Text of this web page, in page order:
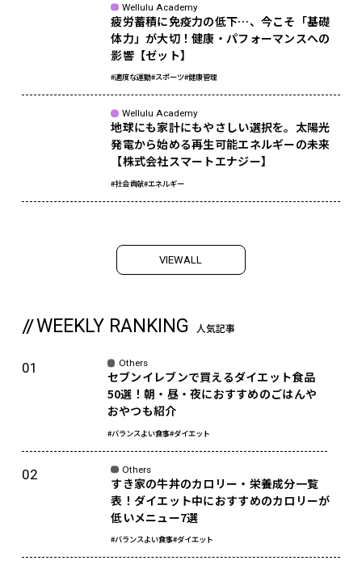
Wellulu Academy
疲労蓄積に免疫力の低下…、今こそ「基礎
体力」が大切！健康・パフォーマンスへの
影響【ゼット】
#適度な運動#スポーツ#健康管理
Wellulu Academy
地球にも家計にもやさしい選択を。太陽光
発電から始める再生可能エネルギーの未来
【株式会社スマートエナジー】
#社会貢献#エネルギー
VIEWALL
WEEKLY RANKING 人気記事
Others
セブンイレブンで買えるダイエット食品
50選！朝・昼・夜におすすめのごはんや
おやつも紹介
#バランスよい食事#ダイエット
Others
すき家の牛丼のカロリー・栄養成分一覧
表！ダイエット中におすすめのカロリーが
低いメニュー7選
#バランスよい食事#ダイエット